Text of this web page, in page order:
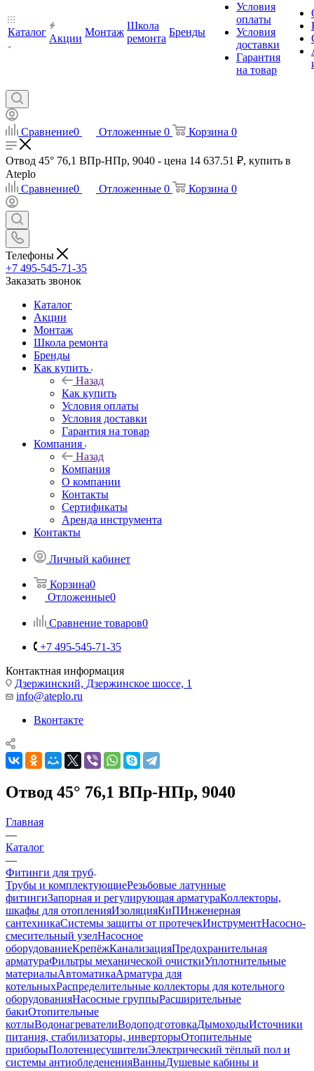
Каталог
Акции
Монтаж
Школа
ремонта
Бренды
Условия
оплаты
Условия
доставки
Гарантия
на товар
Сравнение0 Отложенные 0 Корзина 0
Отвод 45° 76,1 ВПр-НПр, 9040 - цена 14 637.51 ₽, купить в
Ateplo
Сравнение0 Отложенные 0 Корзина 0
Телефоны
+7 495-545-71-35
Заказать звонок
Каталог
Акции
Монтаж
Школа ремонта
Бренды
Как купить
Назад
Как купить
Условия оплаты
Условия доставки
Гарантия на товар
Компания
Назад
Компания
О компании
Контакты
Сертификаты
Аренда инструмента
Контакты
Личный кабинет
Корзина0
Отложенные0
Сравнение товаров0
+7 495-545-71-35
Контактная информация
Дзержинский, Дзержинское шоссе, 1
info@ateplo.ru
Вконтакте
Отвод 45° 76,1 ВПр-НПр, 9040
Главная
—
Каталог
—
Фитинги для труб
Трубы и комплектующиеРезьбовые латунные
фитингиЗапорная и регулирующая арматураКоллекторы,
шкафы для отопленияИзоляцияКиПИнженерная
сантехникаСистемы защиты от протечекИнструментНасосно-
смесительный узелНасосное
оборудованиеКрепёжКанализацияПредохранительная
арматураФильтры механической очисткиУплотнительные
материалыАвтоматикаАрматура для
котельныхРаспределительные коллекторы для котельного
оборудованияНасосные группыРасширительные
бакиОтопительные
котлыВодонагревателиВодоподготовкаДымоходыИсточники
питания, стабилизаторы, инверторыОтопительные
приборыПолотенцесушителиЭлектрический тёплый пол и
системы антиобледененияВанныДушевые кабины и